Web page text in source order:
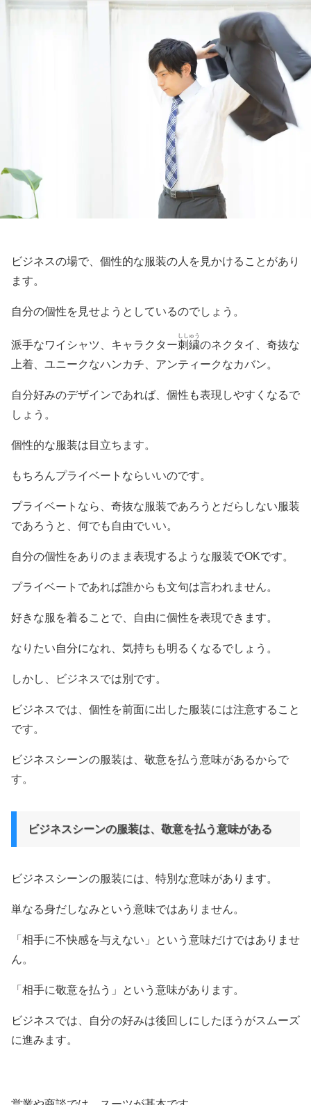
ビジネスの場で、個性的な服装の人を見かけることがあり
ます。
自分の個性を見せようとしているのでしょう。
派手なワイシャツ、キャラクター刺繍
ししゅう
のネクタイ、奇抜な
上着、ユニークなハンカチ、アンティークなカバン。
自分好みのデザインであれば、個性も表現しやすくなるで
しょう。
個性的な服装は目立ちます。
もちろんプライベートならいいのです。
プライベートなら、奇抜な服装であろうとだらしない服装
であろうと、何でも自由でいい。
自分の個性をありのまま表現するような服装でOKです。
プライベートであれば誰からも文句は言われません。
好きな服を着ることで、自由に個性を表現できます。
なりたい自分になれ、気持ちも明るくなるでしょう。
しかし、ビジネスでは別です。
ビジネスでは、個性を前面に出した服装には注意すること
です。
ビジネスシーンの服装は、敬意を払う意味があるからで
す。
ビジネスシーンの服装は、敬意を払う意味がある
ビジネスシーンの服装には、特別な意味があります。
単なる身だしなみという意味ではありません。
「相手に不快感を与えない」という意味だけではありませ
ん。
「相手に敬意を払う」という意味があります。
ビジネスでは、自分の好みは後回しにしたほうがスムーズ
に進みます。